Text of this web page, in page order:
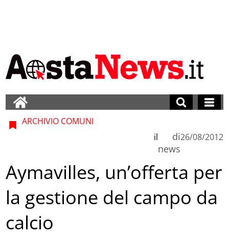
ARCHIVIO COMUNI
di
news
il 26/08/2012
Aymavilles, un’offerta per
la gestione del campo da
calcio